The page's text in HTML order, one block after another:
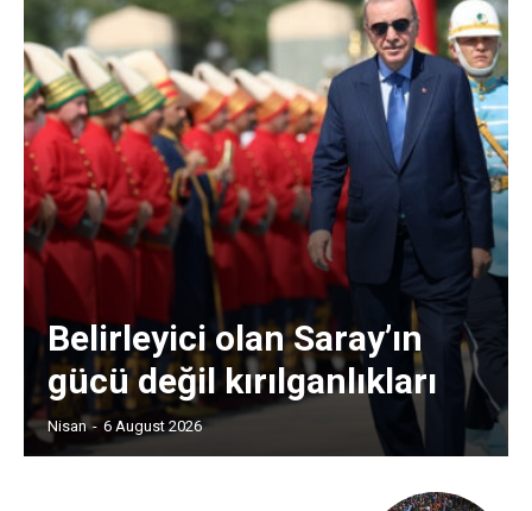
Belirleyici olan Saray’ın
gücü değil kırılganlıkları
Nisan - 6 August 2026